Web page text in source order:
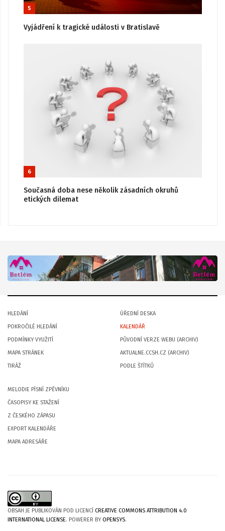
5
Vyjádření k tragické události v Bratislavě
6
Současná doba nese několik zásadních okruhů
etických dilemat
HLEDÁNÍ
POKROČILÉ HLEDÁNÍ
PODMÍNKY VYUŽITÍ
MAPA STRÁNEK
TIRÁŽ
ÚŘEDNÍ DESKA
KALENDÁŘ
PŮVODNÍ VERZE WEBU (ARCHIV)
AKTUALNE.CCSH.CZ (ARCHIV)
PODLE ŠTÍTKŮ
MELODIE PÍSNÍ ZPĚVNÍKU
ČASOPISY KE STAŽENÍ
Z ČESKÉHO ZÁPASU
EXPORT KALENDÁŘE
MAPA ADRESÁŘE
OBSAH JE PUBLIKOVÁN POD LICENCÍ CREATIVE COMMONS ATTRIBUTION 4.0
INTERNATIONAL LICENSE. POWERER BYOPENSYS.